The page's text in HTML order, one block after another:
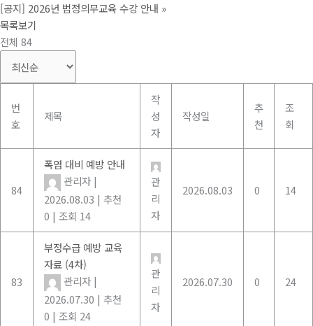
[공지] 2026년 법정의무교육 수강 안내 »
목록보기
전체 84
번
호
제목
작
성
자
작성일
추
천
조
회
84
폭염 대비 예방 안내
관리자 |
2026.08.03 | 추천
0 | 조회 14
관
리
자
2026.08.03 0 14
83
부정수급 예방 교육
자료 (4차)
관리자 |
2026.07.30 | 추천
0 | 조회 24
관
리
자
2026.07.30 0 24